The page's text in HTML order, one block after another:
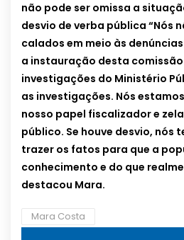
não pode ser omissa a
desvio de verba pública “Nós
calados em meio às
a instauração desta
investigações do Ministério
as investigações. Nós
nosso papel fiscalizador e
público. Se houve desvio, nós
trazer os fatos para que a
conhecimento e do que
destacou Mara.
Mara Costa